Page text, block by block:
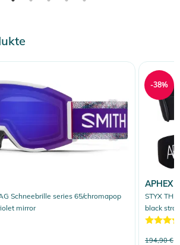
Schneebrille series 65/chromapop
mirror
APHEX
STYX
black
194,90 €
-38%